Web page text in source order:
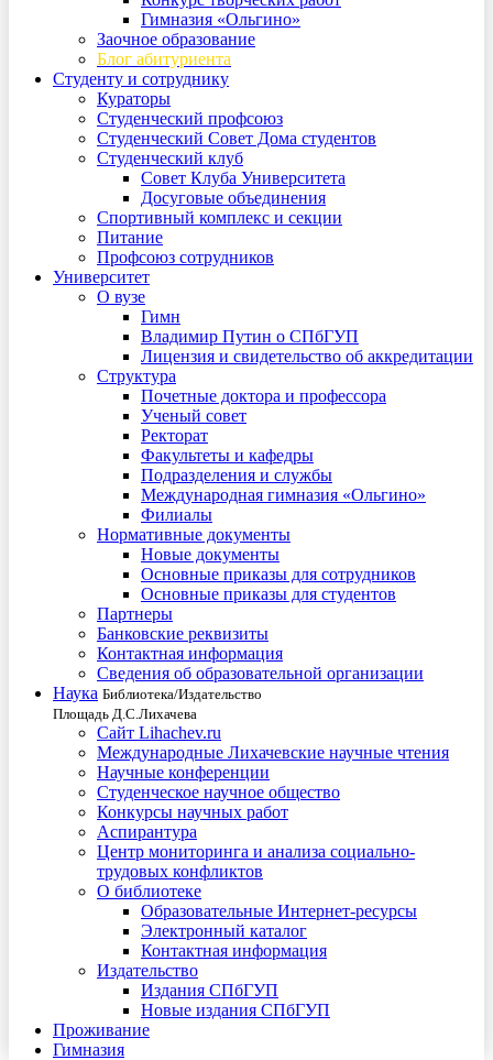
Гимназия «Ольгино»
Заочное образование
Блог абитуриента
Студенту и сотруднику
Кураторы
Студенческий профсоюз
Студенческий Совет Дома студентов
Студенческий клуб
Совет Клуба Университета
Досуговые объединения
Спортивный комплекс и секции
Питание
Профсоюз сотрудников
Университет
О вузе
Гимн
Владимир Путин о СПбГУП
Лицензия и свидетельство об аккредитации
Структура
Почетные доктора и профессора
Ученый совет
Ректорат
Факультеты и кафедры
Подразделения и службы
Международная гимназия «Ольгино»
Филиалы
Нормативные документы
Новые документы
Основные приказы для сотрудников
Основные приказы для студентов
Партнеры
Банковские реквизиты
Контактная информация
Сведения об образовательной организации
Наука Библиотека/Издательство
Площадь Д.С.Лихачева
Сайт Lihachev.ru
Международные Лихачевские научные чтения
Научные конференции
Студенческое научное общество
Конкурсы научных работ
Аспирантура
Центр мониторинга и анализа социально-
трудовых конфликтов
О библиотеке
Образовательные Интернет-ресурсы
Электронный каталог
Контактная информация
Издательство
Издания СПбГУП
Новые издания СПбГУП
Проживание
Гимназия